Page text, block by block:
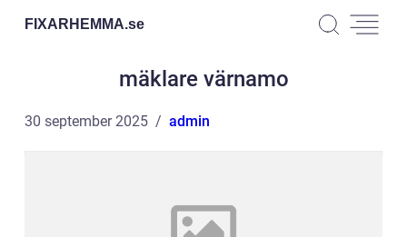
FIXARHEMMA.se
mäklare värnamo
30 september 2025 admin